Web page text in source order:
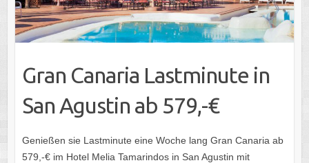
Gran Canaria Lastminute in
San Agustin ab 579,-€
Genießen sie Lastminute eine Woche lang Gran Canaria ab
579,-€ im Hotel Melia Tamarindos in San Agustin mit